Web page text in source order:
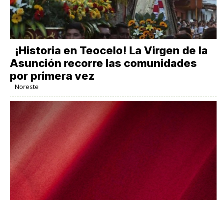
​¡Historia en Teocelo! La Virgen de la
Asunción recorre las comunidades
por primera vez
Noreste